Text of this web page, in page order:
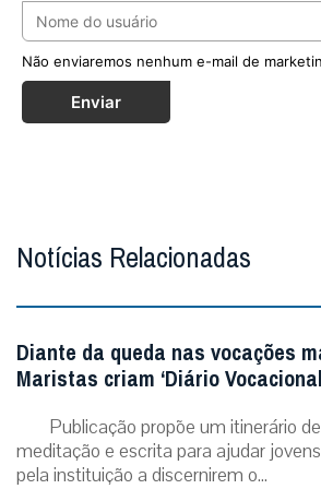
Não enviaremos nenhum e-mail de
Enviar
Notícias Relacionadas
Diante da queda nas vocações
Maristas criam ‘Diário
Publicação propõe um itinerário
meditação e escrita para ajudar
pela instituição a discernirem o...